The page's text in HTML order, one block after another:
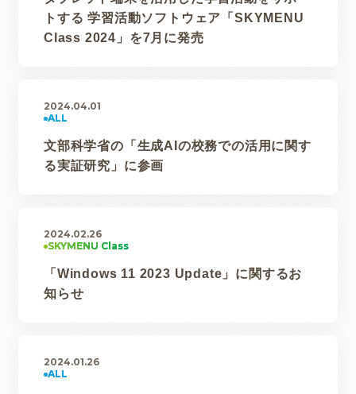
トする 学習活動ソフトウェア「SKYMENU
Class 2024」を7月に発売
2024.04.01
文部科学省の「生成AIの校務での活用に関す
る実証研究」に参画
2024.02.26
「Windows 11 2023 Update」に関するお
知らせ
2024.01.26